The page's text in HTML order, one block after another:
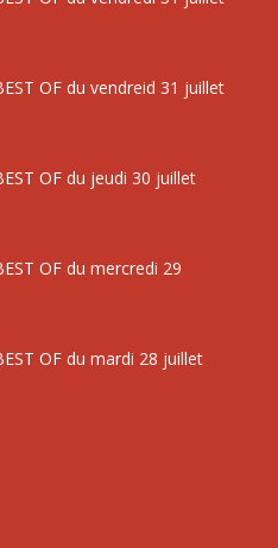
OF du vendreid 31 juillet
OF du jeudi 30 juillet
OF du mercredi 29
OF du mardi 28 juillet